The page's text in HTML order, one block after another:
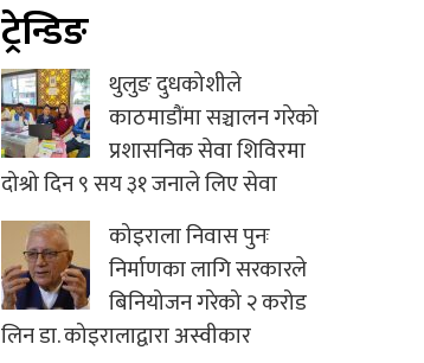
ट्रेन्डिङ
थुलुङ दुधकोशीले
काठमाडौंमा सञ्चालन गरेको
प्रशासनिक सेवा शिविरमा
दोश्रो दिन ९ सय ३१ जनाले लिए सेवा
कोइराला निवास पुनः
निर्माणका लागि सरकारले
बिनियोजन गरेको २ करोड
लिन डा. कोइरालाद्वारा अस्वीकार